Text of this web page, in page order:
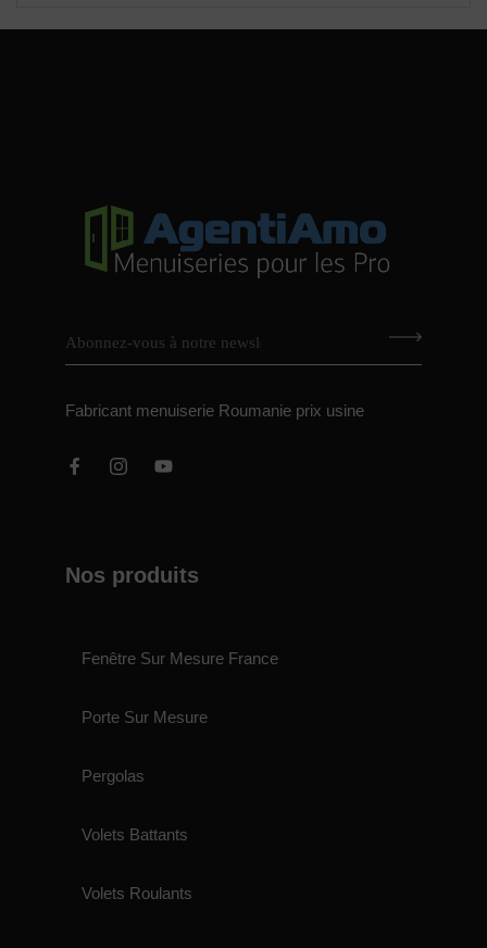
Fabricant menuiserie Roumanie prix usine
Nos produits
Fenêtre Sur Mesure France
Porte Sur Mesure
Pergolas
Volets Battants
Volets Roulants